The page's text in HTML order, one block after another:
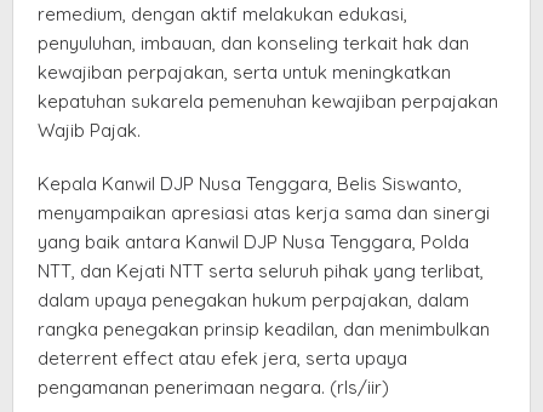
remedium, dengan aktif melakukan edukasi,
penyuluhan, imbauan, dan konseling terkait hak dan
kewajiban perpajakan, serta untuk meningkatkan
kepatuhan sukarela pemenuhan kewajiban perpajakan
Wajib Pajak.
Kepala Kanwil DJP Nusa Tenggara, Belis Siswanto,
menyampaikan apresiasi atas kerja sama dan sinergi
yang baik antara Kanwil DJP Nusa Tenggara, Polda
NTT, dan Kejati NTT serta seluruh pihak yang terlibat,
dalam upaya penegakan hukum perpajakan, dalam
rangka penegakan prinsip keadilan, dan menimbulkan
deterrent effect atau efek jera, serta upaya
pengamanan penerimaan negara. (rls/iir)